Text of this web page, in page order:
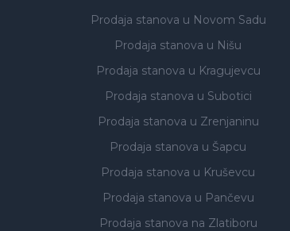
Prodaja stanova u Novom Sadu
Prodaja stanova u Nišu
Prodaja stanova u Kragujevcu
Prodaja stanova u Subotici
Prodaja stanova u Zrenjaninu
Prodaja stanova u Šapcu
Prodaja stanova u Kruševcu
Prodaja stanova u Pančevu
Prodaja stanova na Zlatiboru